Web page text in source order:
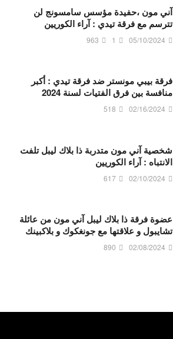
آني مون ،حفيدة مؤسس سامسونج لن
تترسم مع فرقة تيدي : آراء الكوريين
05/10/2024
1
963
فرقة بيبي مونستر ضد فرقة تيدي : أكبر
منافسة بين فرق الفتيات لسنة 2024
02/16/2024
518
شخصية آني مون متدربة ذا بلاك ليبل تلفت
الانتباه : آراء الكوريين
02/10/2024
617
عضوة فرقة ذا بلاك ليبل آني مون من عائلة
تشايبول و علاقتها مع جونغكوك و بلاكبينك
02/08/2024
890